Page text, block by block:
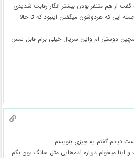
از هم متنفر بودن بیشتر انگار رقابت شدیدی
ایی که هردوشون میگفتن اینبود که تا حالا
دوستی ام واین سریال خیلی برام قابل لمس
دیدم گفتم یه چیزی بنویسم.
اینا میخوام درباره آدم‌هایی مثل سانگ یون بگم.